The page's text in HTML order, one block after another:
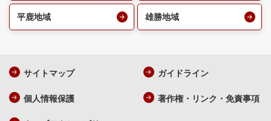
平鹿地域 雄勝地域
サイトマップ ガイドライン
個人情報保護 著作権・リンク・免責事項